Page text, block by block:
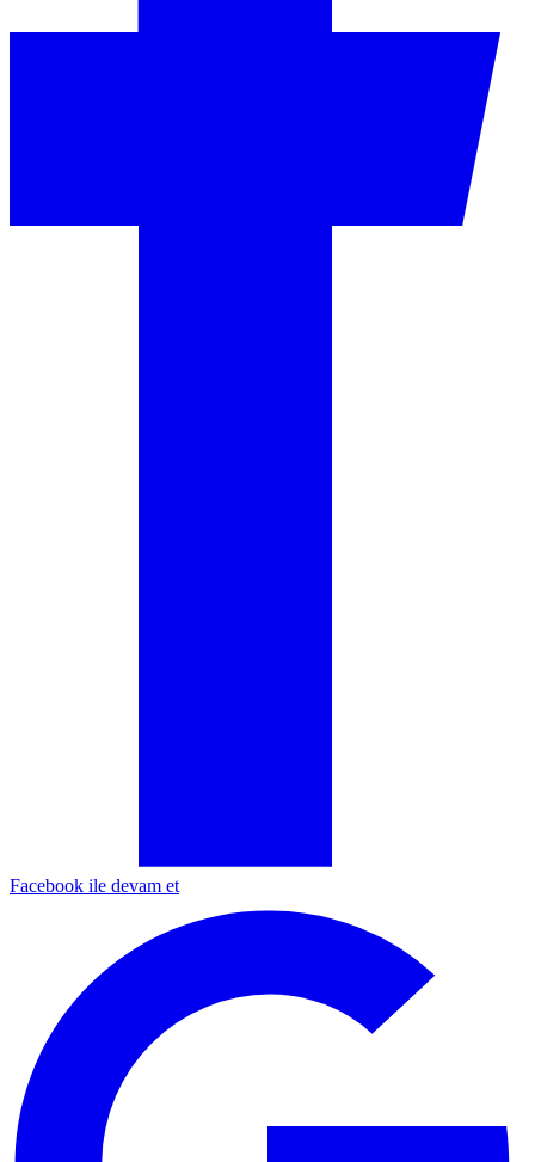
Facebook ile devam et